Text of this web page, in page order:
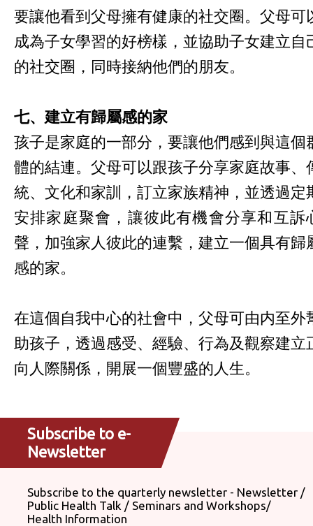
要讓他看到父母擁有健康的社交圈。父母可
成為子女學習的好榜樣，並協助子女建立自
的社交圈，同時接納他們的朋友。
七、建立有歸屬感的家
孩子是家庭的一部分，要讓他們感到與這個
體的結連。父母可以跟孩子分享家庭故事、
統、文化和家訓，訂立家族精神，並透過定
安排家庭聚會，讓彼此有機會分享和互訴
聲，加強家人彼此的連繫，建立一個具有歸
感的家。
在這個自我中心的社會中，父母可由内至外
助孩子，透過感受、經驗、行為及觀察建立
向人際關係，開展一個豐盛的人生。
Subscribe to e-
Newsletter
Subscribe to the quarterly newsletter - Newsletter /
Public Health Talk / Seminars and Workshops/
Health Information